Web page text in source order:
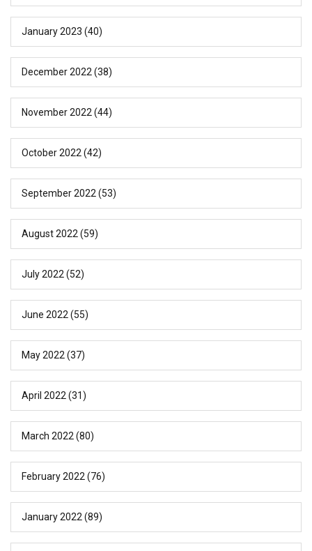
January 2023 (40)
December 2022(38)
November 2022(44)
October 2022(42)
September 2022(53)
August 2022(59)
July 2022(52)
June 2022(55)
May 2022(37)
April 2022(31)
March 2022(80)
February 2022(76)
January 2022(89)